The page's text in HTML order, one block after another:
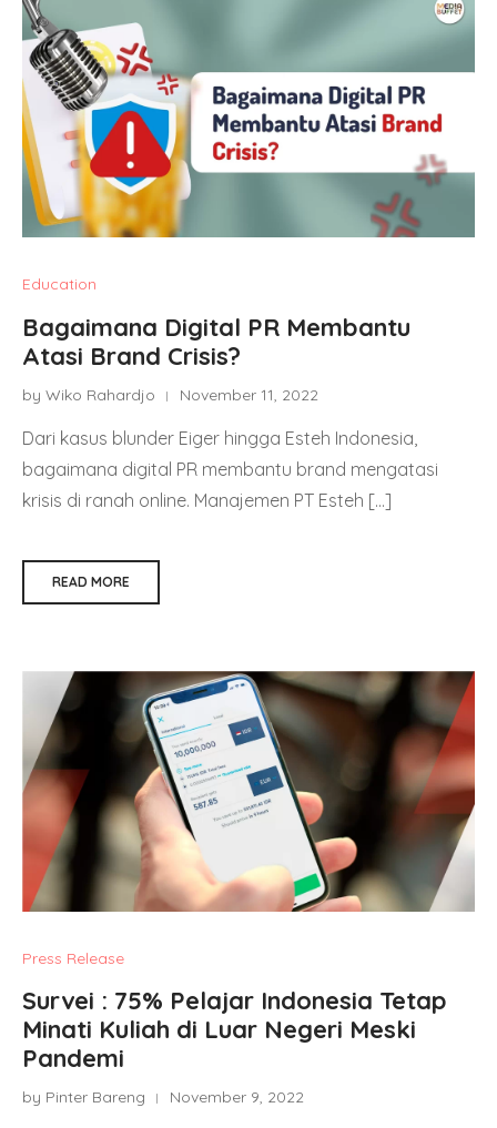
Education
Bagaimana Digital PR Membantu
Atasi Brand Crisis?
by Wiko Rahardjo November 11, 2022
Dari kasus blunder Eiger hingga Esteh Indonesia,
bagaimana digital PR membantu brand mengatasi
krisis di ranah online. Manajemen PT Esteh […]
READ MORE
Press Release
Survei : 75% Pelajar Indonesia Tetap
Minati Kuliah di Luar Negeri Meski
Pandemi
by Pinter Bareng November 9, 2022